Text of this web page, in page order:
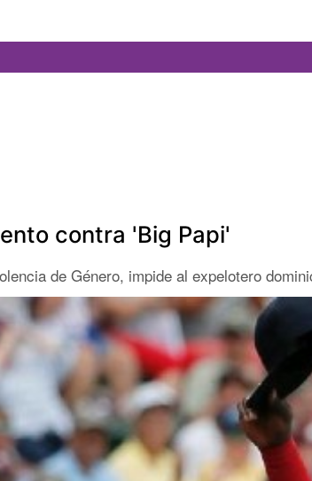
contra 'Big Papi'
de Género, impide al expelotero